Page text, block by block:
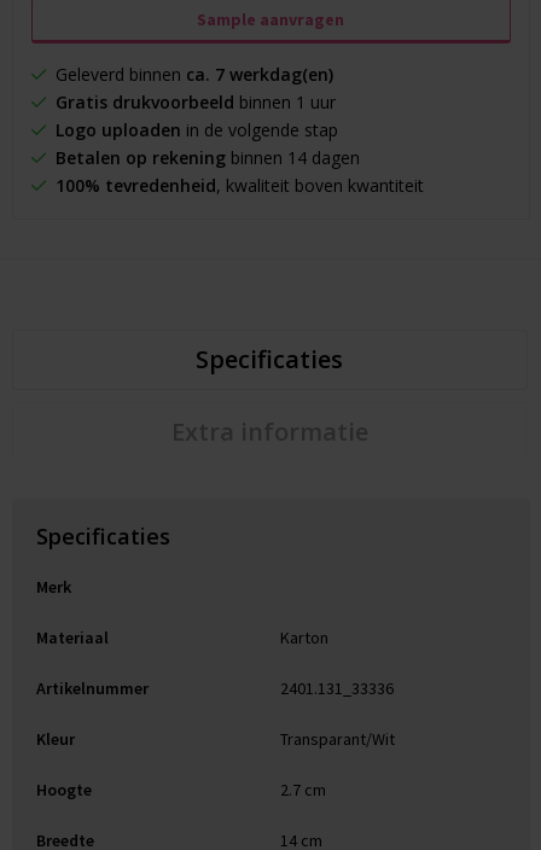
Sample aanvragen
Geleverd binnen ca. 7 werkdag(en)
Gratis drukvoorbeeld binnen 1 uur
Logo uploaden in de volgende stap
Betalen op rekeningbinnen 14 dagen
100% tevredenheid, kwaliteit boven kwantiteit
Specificaties
Specificaties
Merk
Materiaal Karton
Artikelnummer 2401.131_33336
Kleur Transparant/Wit
Hoogte 2.7 cm
Breedte 14 cm